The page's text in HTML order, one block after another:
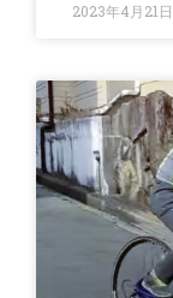
2023年4月21日